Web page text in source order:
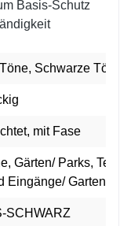
Basis-Schutz
Schwarze Töne
mit Fase
Gärten/ Parks,
Eingänge/
SCHWARZ